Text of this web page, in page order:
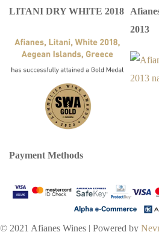
LITANI DRY WHITE 2018
2013
Payment Methods
© 2021 Afianes Wines | Powered by